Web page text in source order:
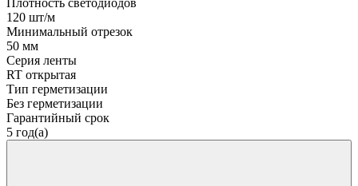
120 шт/м
Минимальный отрезок
50 мм
Серия ленты
RT открытая
Тип герметизации
Без герметизации
Гарантийный срок
5 год(а)